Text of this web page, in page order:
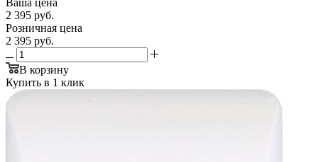
2 395 руб.
Розничная цена
2 395 руб.
В корзину
Купить в 1 клик